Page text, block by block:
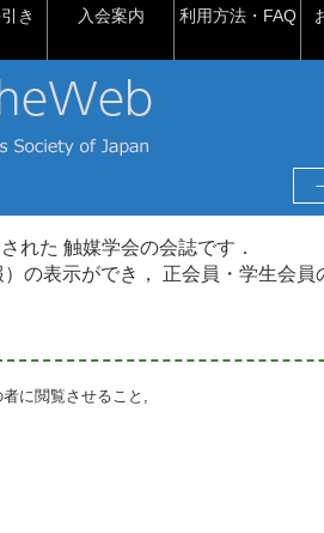
き 入会案内 利用方法・FAQ
れた 触媒学会の会誌です．
の表示ができ， 正会員・学生会員
に閲覧させること,